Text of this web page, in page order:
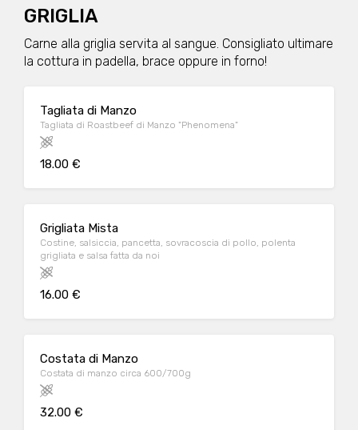
GRIGLIA
Carne alla griglia servita al sangue. Consigliato ultimare
la cottura in padella, brace oppure in forno!
Tagliata di Manzo
Tagliata di Roastbeef di Manzo "Phenomena"
18.00 €
Grigliata Mista
Costine, salsiccia, pancetta, sovracoscia di pollo, polenta
grigliata e salsa fatta da noi
16.00 €
Costata di Manzo
Costata di manzo circa 600/700g
32.00 €